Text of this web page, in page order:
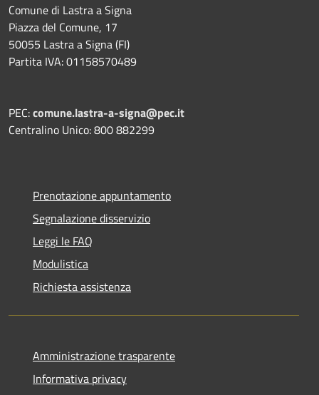
Comune di Lastra a Signa
Piazza del Comune, 17
50055 Lastra a Signa (FI)
Partita IVA: 01158570489
PEC:comune.lastra-a-signa@pec.it
Centralino Unico: 800 882299
Prenotazione appuntamento
Segnalazione disservizio
Leggi le FAQ
Modulistica
Richiesta assistenza
Amministrazione trasparente
Informativa privacy